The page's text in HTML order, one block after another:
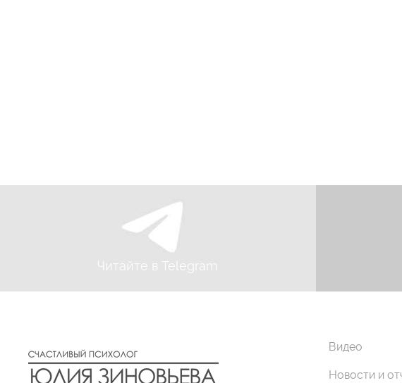
Читайте в Telegram
Видео
Новости и